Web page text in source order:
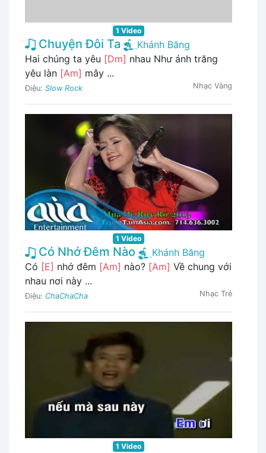
1 Video
Chuyện Đôi Ta
Khánh Băng
Hai chúng ta yêu [Dm] nhau Như ánh trăng
yêu làn [Am] mây ...
Điệu: Slow Rock Nhạc Vàng
1 Video
Có Nhớ Đêm Nào
Khánh Băng
Có [E] nhớ đêm [Am] nào? [Am] Về chung với
nhau nơi này ...
Điệu: ChaChaCha Nhạc Trẻ
1 Video